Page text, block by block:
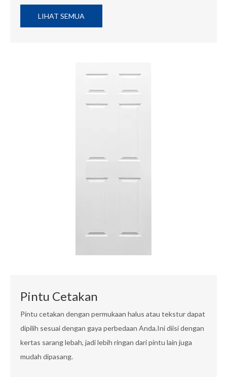
LIHAT SEMUA
Pintu Cetakan
Pintu cetakan dengan permukaan halus atau tekstur dapat
dipilih sesuai dengan gaya perbedaan Anda.Ini diisi dengan
kertas sarang lebah, jadi lebih ringan dari pintu lain juga
mudah dipasang.